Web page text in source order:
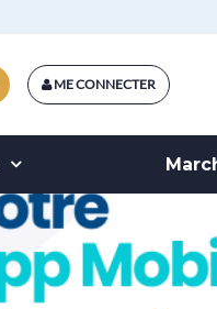
ME CONNECTER